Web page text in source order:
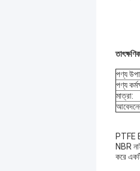
পণ্য
পণ্য
মাত্রা:
PTFE
NBR
করে